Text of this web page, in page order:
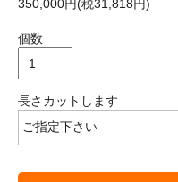
350,000円(税31,818円)
個数
長さカットします